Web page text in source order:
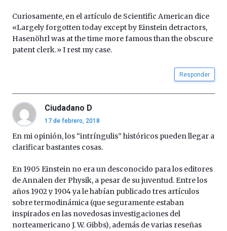
Curiosamente, en el artículo de Scientific American dice
«Largely forgotten today except by Einstein detractors,
Hasenöhrl was at the time more famous than the obscure
patent clerk.» I rest my case.
Responder
Ciudadano D
17 de febrero, 2018
En mi opinión, los “intríngulis” históricos pueden llegar a
clarificar bastantes cosas.
En 1905 Einstein no era un desconocido para los editores
de Annalen der Physik, a pesar de su juventud. Entre los
años 1902 y 1904 ya le habían publicado tres artículos
sobre termodinámica (que seguramente estaban
inspirados en las novedosas investigaciones del
norteamericano J. W. Gibbs), además de varias reseñas